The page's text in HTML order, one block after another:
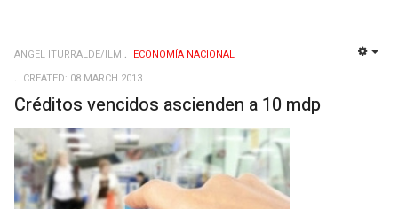
ANGEL ITURRALDE/ILM
ECONOMÍ­A NACIONAL
CREATED: 08 MARCH 2013
Créditos vencidos ascienden a 10 mdp